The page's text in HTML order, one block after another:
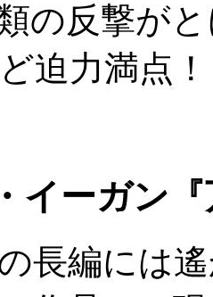
の反撃が
迫力満点
イーガン
長編には